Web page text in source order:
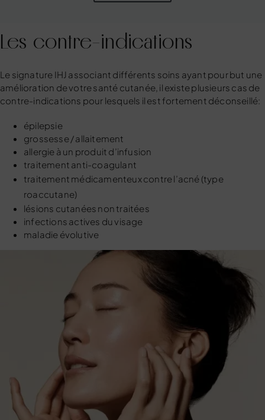
Les contre-indications
Le signature IHJ associant différents soins ayant pour but une
amélioration de votre santé cutanée, il existe plusieurs cas de
contre-indications pour lesquels il est fortement déconseillé:
épilepsie
grossesse / allaitement
allergie à un produit d’infusion
traitement anti-coagulant
traitement médicamenteux contre l’acné (type
roaccutane)
lésions cutanées non traitées
infections actives du visage
maladie évolutive